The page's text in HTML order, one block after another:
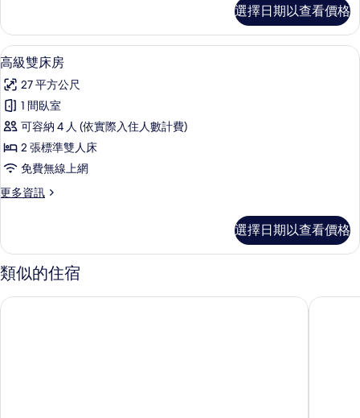
煙
房
的
所
有
相
片
雙
人
房,
吸
煙
房
的
詳
情
選擇日期以查看價格
顯
示
高
級
雙
床
的
有
相
片
高級雙床房 | 羽絨被、客房內保險箱
13
高級雙床房
27 平方公尺
1 間臥室
可容納 4 人 (依實際入住人數計費)
2 張標準雙人床
免費無線上網
更多資訊
更
雙
床
房
詳
選擇日期以查看價格
類似的住宿
飯店かずさや 東京京